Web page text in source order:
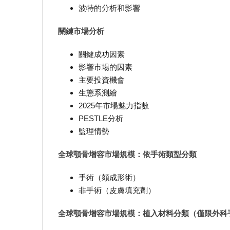
波特的分析和影響
關鍵市場分析
關鍵成功因素
影響市場的因素
主要投資機會
生態系測繪
2025年市場魅力指數
PESTLE分析
監理情勢
全球顎骨增容市場規模：依手術類型分類
手術（頦成形術）
非手術（皮膚填充劑）
全球顎骨增容市場規模：植入材料分類（僅限外科